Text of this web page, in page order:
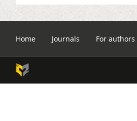
Home Journals For authors